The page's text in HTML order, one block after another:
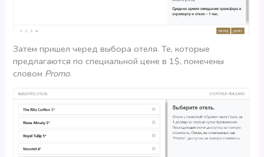
Затем пришел черед выбора отеля. Те, которые
предлагаются по специальной цене в 1$, помечены
словом Promo.